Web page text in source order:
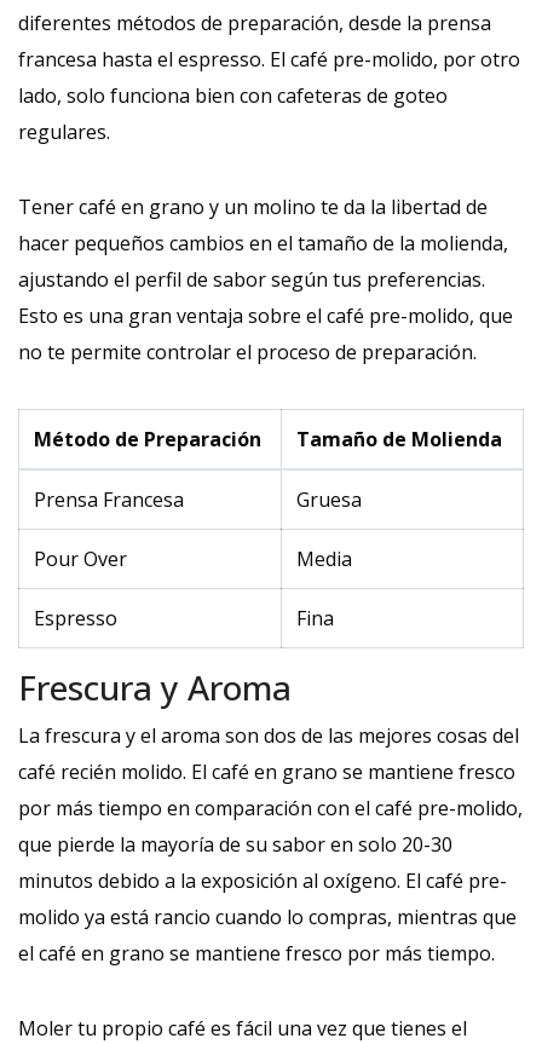
diferentes métodos de preparación, desde la prensa
francesa hasta el espresso. El café pre-molido, por otro
lado, solo funciona bien con cafeteras de goteo
regulares.
Tener café en grano y un molino te da la libertad de
hacer pequeños cambios en el tamaño de la molienda,
ajustando el perfil de sabor según tus preferencias.
Esto es una gran ventaja sobre el café pre-molido, que
no te permite controlar el proceso de preparación.
Método de Preparación Tamaño de Molienda
Prensa Francesa Gruesa
Pour Over Media
Espresso Fina
Frescura y Aroma
La frescura y el aroma son dos de las mejores cosas del
café recién molido. El café en grano se mantiene fresco
por más tiempo en comparación con el café pre-molido,
que pierde la mayoría de su sabor en solo 20-30
minutos debido a la exposición al oxígeno. El café pre-
molido ya está rancio cuando lo compras, mientras que
el café en grano se mantiene fresco por más tiempo.
Moler tu propio café es fácil una vez que tienes el